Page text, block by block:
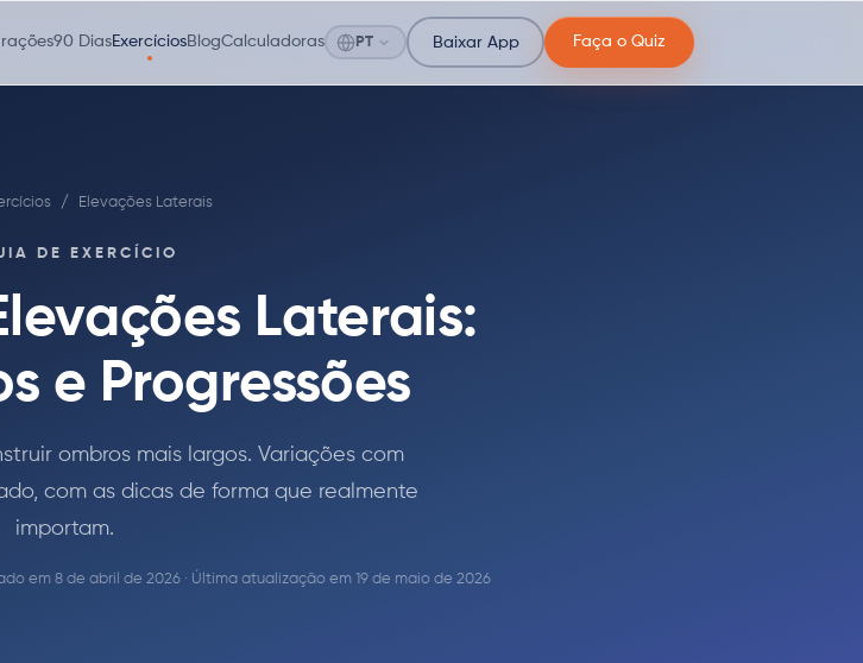
90 DiasExercíciosBlogCalculadoras PT Baixar App Faça o Quiz
/ Elevações Laterais
DE EXERCÍCIO
Laterais:
e Progressões
ombros mais largos. Variações com
com as dicas de forma que realmente
importam.
em 8 de abril de 2026 · Última atualização em 19 de maio de 2026